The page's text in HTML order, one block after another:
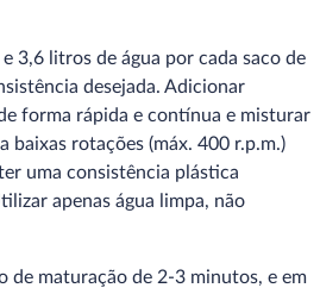
3,6 litros de água por cada saco de
desejada. Adicionar
forma rápida e contínua e misturar
baixas rotações (máx. 400 r.p.m.)
uma consistência plástica
apenas água limpa, não
de maturação de 2-3 minutos, e em